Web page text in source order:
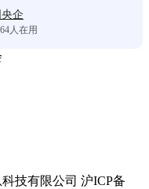
央企
人在用
技有限公司 沪ICP备